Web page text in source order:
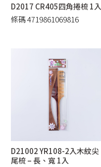
D2017 CR405四角捲梳 1入
條碼 4719861069816
D21002 YR108-2入木紋尖
尾梳 – 長、寬 1入